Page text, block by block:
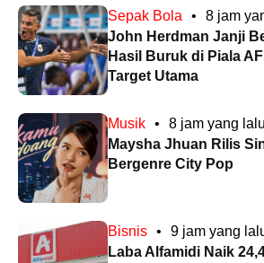
Sepak Bola •
8 jam
John Herdman Janji
Hasil Buruk di Piala
Target Utama
Musik •
8 jam yang lalu
Maysha Jhuan Rilis
Bergenre City Pop
Bisnis •
9 jam yang
Laba Alfamidi Naik